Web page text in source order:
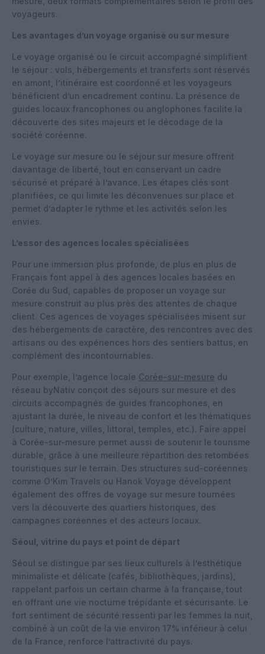
voyageurs.
Les avantages d’un voyage organisé ou sur mesure
Le voyage organisé ou le circuit accompagné simplifient
le séjour : vols, hébergements et transferts sont réservés
en amont, l’itinéraire est coordonné et les voyageurs
bénéficient d’un encadrement continu. La présence de
guides locaux francophones ou anglophones facilite la
découverte des sites majeurs et le décodage de la
société coréenne.
Le voyage sur mesure ou le séjour sur mesure offrent
davantage de liberté, tout en conservant un cadre
sécurisé et préparé à l’avance. Les étapes clés sont
planifiées, ce qui limite les déconvenues sur place et
permet d’adapter le rythme et les activités selon les
envies.
L’essor des agences locales spécialisées
Pour une immersion plus profonde, de plus en plus de
Français font appel à des agences locales basées en
Corée du Sud, capables de proposer un voyage sur
mesure construit au plus près des attentes de chaque
client. Ces agences de voyages spécialisées misent sur
des hébergements de caractère, des rencontres avec des
artisans ou des expériences hors des sentiers battus, en
complément des incontournables.
Pour exemple, l’agence locale Corée-sur-mesure du
réseau byNativ conçoit des séjours sur mesure et des
circuits accompagnés de guides francophones, en
ajustant la durée, le niveau de confort et les thématiques
(culture, nature, villes, littoral, temples, etc.). Faire appel
à Corée-sur-mesure permet aussi de soutenir le tourisme
durable, grâce à une meilleure répartition des retombées
touristiques sur le terrain. Des structures sud-coréennes
comme O’Kim Travels ou Hanok Voyage développent
également des offres de voyage sur mesure tournées
vers la découverte des quartiers historiques, des
campagnes coréennes et des acteurs locaux.
Séoul, vitrine du pays et point de départ
Séoul se distingue par ses lieux culturels à l’esthétique
minimaliste et délicate (cafés, bibliothèques, jardins),
rappelant parfois un certain charme à la française, tout
en offrant une vie nocturne trépidante et sécurisante. Le
fort sentiment de sécurité ressenti par les femmes la nuit,
combiné à un coût de la vie environ 17% inférieur à celui
de la France, renforce l’attractivité du pays.